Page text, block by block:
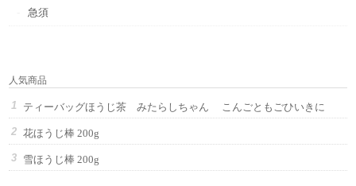
急須
人気商品
ティーバッグほうじ茶 みたらしちゃん こんごともごひいきに
花ほうじ棒 200g
雪ほうじ棒 200g